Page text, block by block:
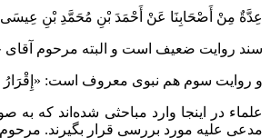
عِدَّةٌ مِنْ أَصْحَابِنَا عَنْ أَحْمَدَ بْنِ مُحَمَّدِ بْنِ عِيسَى عَنِ
سند روایت ضعیف است و البته مرحوم آقای
و روایت سوم هم نبوی معروف است: «
علماء در اینجا وارد مباحثی شده‌اند که
مدعی علیه مورد بررسی قرار بگیرند. مرحوم